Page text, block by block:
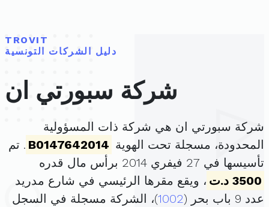
TROVIT
دليل الشركات التونسية
شركة سبورتي ان
شركة سبورتي ان هي شركة ذات المسؤولية
المحدودة، مسجلة تحت الهوية B0147642014 . تم
تأسيسها في 27 فيفري 2014 برأس مال قدره
3500 د.ت
، ويقع مقرها الرئيسي في شارع مدريد
عدد 9 باب بحر (
1002)، الشركة مسجلة في السجل